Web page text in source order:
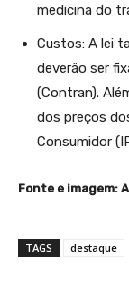
medicina do
Custos: A lei
deverão ser
(Contran).
dos preços
Consumidor
Fonte e imagem:
TAGS destaque